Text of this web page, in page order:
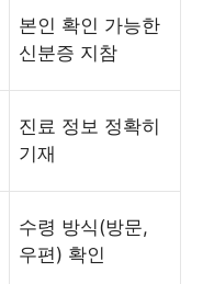
본인 확인 가능한
신분증 지참
진료 정보 정확히
기재
수령 방식(방문,
우편) 확인